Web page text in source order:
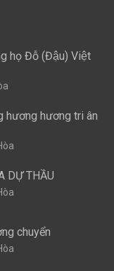
họ Đỗ (Đậu) Việt
hương hương tri ân
DỰ THẦU
chuyển